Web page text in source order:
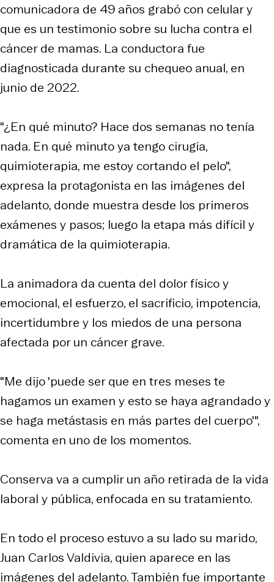
comunicadora de 49 años grabó con celular y
que es un testimonio sobre su lucha contra el
cáncer de mamas. La conductora fue
diagnosticada durante su chequeo anual, en
junio de 2022.
"¿En qué minuto? Hace dos semanas no tenía
nada. En qué minuto ya tengo cirugía,
quimioterapia, me estoy cortando el pelo",
expresa la protagonista en las imágenes del
adelanto, donde muestra desde los primeros
exámenes y pasos; luego la etapa más difícil y
dramática de la quimioterapia.
La animadora da cuenta del dolor físico y
emocional, el esfuerzo, el sacrificio, impotencia,
incertidumbre y los miedos de una persona
afectada por un cáncer grave.
"Me dijo 'puede ser que en tres meses te
hagamos un examen y esto se haya agrandado y
se haga metástasis en más partes del cuerpo'",
comenta en uno de los momentos.
Conserva va a cumplir un año retirada de la vida
laboral y pública, enfocada en su tratamiento.
En todo el proceso estuvo a su lado su marido,
Juan Carlos Valdivia, quien aparece en las
imágenes del adelanto. También fue importante